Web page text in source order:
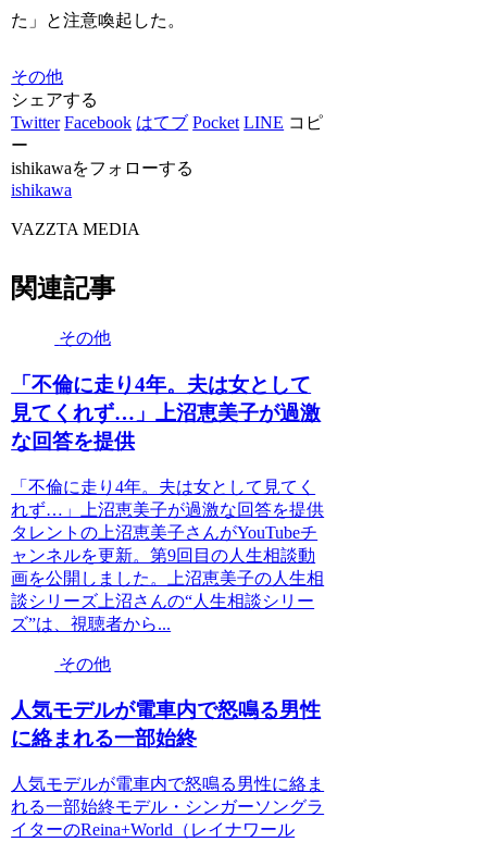
た」と注意喚起した。
その他
シェアする
Twitter Facebook はてブ Pocket LINE コピ
ー
ishikawaをフォローする
ishikawa
VAZZTA MEDIA
関連記事
その他
「不倫に走り4年。夫は女として
見てくれず…」上沼恵美子が過激
な回答を提供
「不倫に走り4年。夫は女として見てく
れず…」上沼恵美子が過激な回答を提供
タレントの上沼恵美子さんがYouTubeチ
ャンネルを更新。第9回目の人生相談動
画を公開しました。上沼恵美子の人生相
談シリーズ上沼さんの“人生相談シリー
ズ”は、視聴者から...
その他
人気モデルが電車内で怒鳴る男性
に絡まれる一部始終
人気モデルが電車内で怒鳴る男性に絡ま
れる一部始終モデル・シンガーソングラ
イターのReina+World（レイナワール